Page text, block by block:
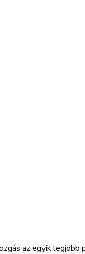
az egyik legjobb